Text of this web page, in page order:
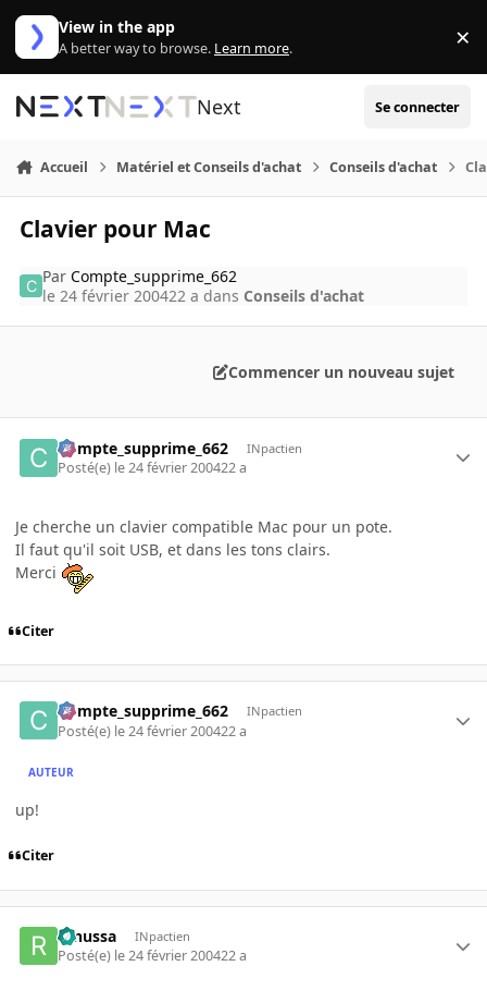
Aller au contenu
View in the app
A better way to browse. Learn more. ×
Next Se connecter
Accueil Matériel et Conseils d'achat Conseils d'achat
Clavier pour Mac
ParCompte_supprime_662
le 24 février 200422 a dans Conseils d'achat
Commencer un nouveau sujet
Compte_supprime_662 INpactien
Posté(e) le 24 février 200422 a
Je cherche un clavier compatible Mac pour un pote.
Il faut qu'il soit USB, et dans les tons clairs.
Merci
Citer
Compte_supprime_662 INpactien
Posté(e) le 24 février 200422 a
AUTEUR
up!
Citer
renussa INpactien
Posté(e) le 24 février 200422 a